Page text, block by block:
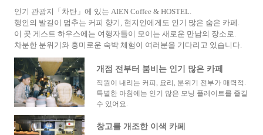
인기 관광지「차탄」에 있는 AIEN Coffee & HOSTEL.
행인의 발길이 멈추는 커피 향기, 현지인에게도 인기 많은 숨은 카페.
이 곳 게스트 하우스에는 여행자들이 모이는 새로운 만남의 장소로.
차분한 분위기와 흥미로운 숙박 체험이 여러분을 기다리고 있습니다.
개점 전부터 붐비는 인기 많은 카페
직원이 내리는 커피, 요리, 분위기 전부가 매력적.
특별한 아침에는 인기 많은 모닝 플레이트를 즐길
수 있어요.
창고를 개조한 이색 카페